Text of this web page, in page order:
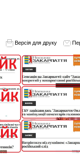
Версія для друку